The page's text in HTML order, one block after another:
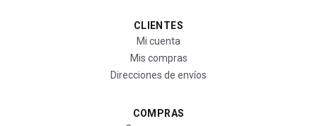
CLIENTES
Mi cuenta
Mis compras
Direcciones de envíos
COMPRAS